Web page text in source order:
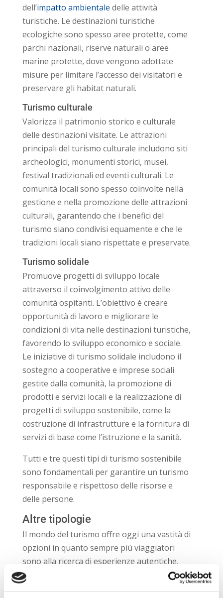
dell’impatto ambientale delle attività
turistiche. Le destinazioni turistiche
ecologiche sono spesso aree protette, come
parchi nazionali, riserve naturali o aree
marine protette, dove vengono adottate
misure per limitare l’accesso dei visitatori e
preservare gli habitat naturali.
Turismo culturale
Valorizza il patrimonio storico e culturale
delle destinazioni visitate. Le attrazioni
principali del turismo culturale includono siti
archeologici, monumenti storici, musei,
festival tradizionali ed eventi culturali. Le
comunità locali sono spesso coinvolte nella
gestione e nella promozione delle attrazioni
culturali, garantendo che i benefici del
turismo siano condivisi equamente e che le
tradizioni locali siano rispettate e preservate.
Turismo solidale
Promuove progetti di sviluppo locale
attraverso il coinvolgimento attivo delle
comunità ospitanti. L’obiettivo è creare
opportunità di lavoro e migliorare le
condizioni di vita nelle destinazioni turistiche,
favorendo lo sviluppo economico e sociale.
Le iniziative di turismo solidale includono il
sostegno a cooperative e imprese sociali
gestite dalla comunità, la promozione di
prodotti e servizi locali e la realizzazione di
progetti di sviluppo sostenibile, come la
costruzione di infrastrutture e la fornitura di
servizi di base come l’istruzione e la sanità.
Tutti e tre questi tipi di turismo sostenibile
sono fondamentali per garantire un turismo
responsabile e rispettoso delle risorse e
delle persone.
Altre tipologie
Il mondo del turismo offre oggi una vastità di
opzioni in quanto sempre più viaggiatori
sono alla ricerca di esperienze autentiche,
immersive e sostenibili che li mettano in